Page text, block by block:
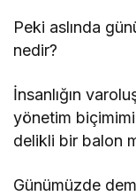
Peki aslında
nedir?
İnsanlığın
yönetim
delikli bir balon
Günümüzde